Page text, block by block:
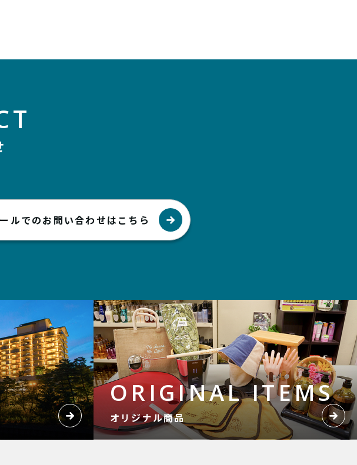
ルでのお問い合わせはこちら
ORIGINAL ITEMS
オリジナル商品